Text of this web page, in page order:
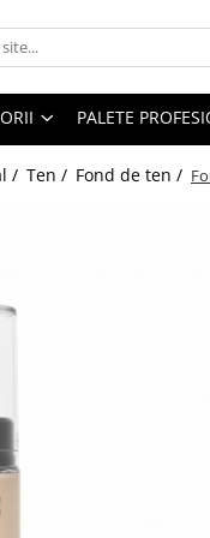
PALETE
/ Ten / Fond de ten /